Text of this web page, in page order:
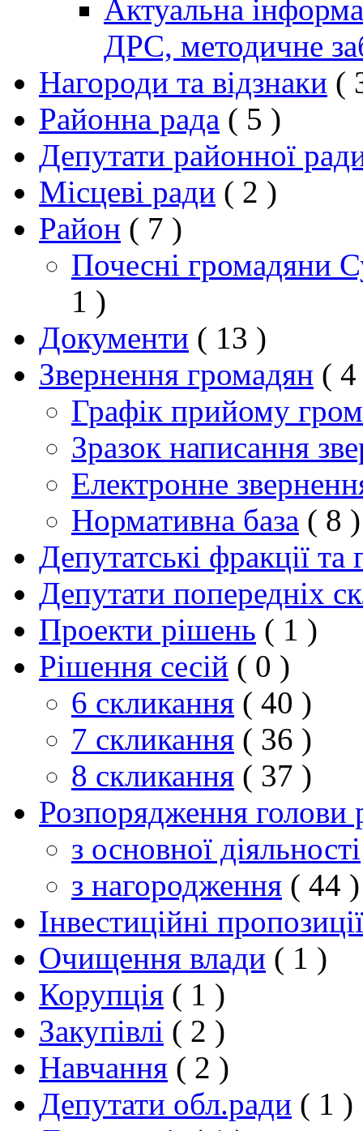
Актуальна
ДРС, методичне
Нагороди та відзнаки (
Районна рада ( 5 )
Депутати районної
Місцеві ради ( 2 )
Район ( 7 )
Почесні громадяни
1 )
Документи ( 13 )
Звернення громадян (
Графік прийому
Зразок написання
Електронне
Нормативна база ( 8 )
Депутатські фракції та
Депутати попередніх
Проекти рішень ( 1 )
Рішення сесій ( 0 )
6 скликання ( 40 )
7 скликання ( 36 )
8 скликання ( 37 )
Розпорядження голови
з основної діяльності
з нагородження ( 44 )
Інвестиційні пропозиції
Очищення влади ( 1 )
Корупція ( 1 )
Закупівлі ( 2 )
Навчання ( 2 )
Депутати обл.ради ( 1 )